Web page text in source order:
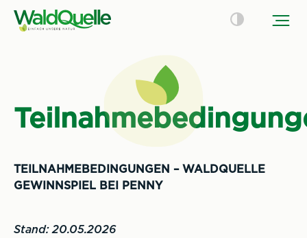
TEILNAHMEBEDINGUNGEN – WALDQUELLE
GEWINNSPIEL BEI PENNY
Stand: 20.05.2026